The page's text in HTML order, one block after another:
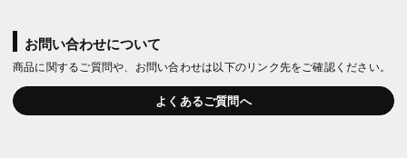
お問い合わせについて
商品に関するご質問や、お問い合わせは以下のリンク先をご確認ください。
よくあるご質問へ